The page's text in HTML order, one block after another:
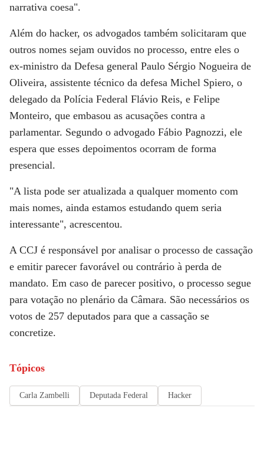
narrativa coesa".
Além do hacker, os advogados também solicitaram que
outros nomes sejam ouvidos no processo, entre eles o
ex-ministro da Defesa general Paulo Sérgio Nogueira de
Oliveira, assistente técnico da defesa Michel Spiero, o
delegado da Polícia Federal Flávio Reis, e Felipe
Monteiro, que embasou as acusações contra a
parlamentar. Segundo o advogado Fábio Pagnozzi, ele
espera que esses depoimentos ocorram de forma
presencial.
"A lista pode ser atualizada a qualquer momento com
mais nomes, ainda estamos estudando quem seria
interessante", acrescentou.
A CCJ é responsável por analisar o processo de cassação
e emitir parecer favorável ou contrário à perda de
mandato. Em caso de parecer positivo, o processo segue
para votação no plenário da Câmara. São necessários os
votos de 257 deputados para que a cassação se
concretize.
Tópicos
Carla Zambelli Deputada Federal Hacker